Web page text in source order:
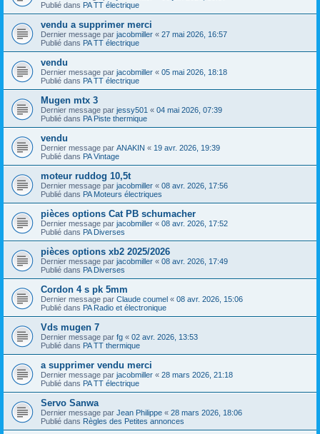
Publié dans PA TT électrique
vendu a supprimer merci
Dernier message par jacobmiller « 27 mai 2026, 16:57
Publié dans PA TT électrique
vendu
Dernier message par jacobmiller « 05 mai 2026, 18:18
Publié dans PA TT électrique
Mugen mtx 3
Dernier message par jessy501 « 04 mai 2026, 07:39
Publié dans PA Piste thermique
vendu
Dernier message par ANAKIN « 19 avr. 2026, 19:39
Publié dans PA Vintage
moteur ruddog 10,5t
Dernier message par jacobmiller « 08 avr. 2026, 17:56
Publié dans PA Moteurs électriques
pièces options Cat PB schumacher
Dernier message par jacobmiller « 08 avr. 2026, 17:52
Publié dans PA Diverses
pièces options xb2 2025/2026
Dernier message par jacobmiller « 08 avr. 2026, 17:49
Publié dans PA Diverses
Cordon 4 s pk 5mm
Dernier message par Claude coumel « 08 avr. 2026, 15:06
Publié dans PA Radio et électronique
Vds mugen 7
Dernier message par fg « 02 avr. 2026, 13:53
Publié dans PA TT thermique
a supprimer vendu merci
Dernier message par jacobmiller « 28 mars 2026, 21:18
Publié dans PA TT électrique
Servo Sanwa
Dernier message par Jean Philippe « 28 mars 2026, 18:06
Publié dans Règles des Petites annonces